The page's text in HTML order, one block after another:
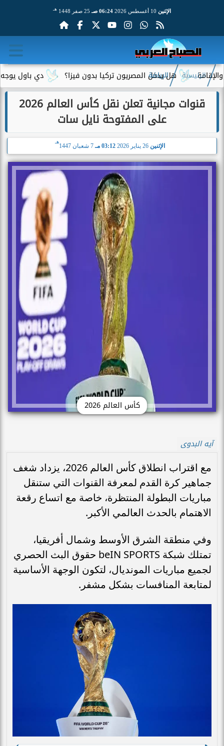
الإثنين 06:24 صـ 25 صفر 1448 هـ
دي باول يوجه هل يدخل المصريون تركيا بدون فيزا؟
الرئيسية الرياضة
قنوات مجانية تعلن نقل كأس العالم 2026
على المفتوحة نايل سات
الإثنين 03:12 مـ 7 شعبان 1447
هـ
كأس العالم 2026
آيه البدوى
مع اقتراب انطلاق كأس العالم 2026، يزداد شغف
جماهير كرة القدم لمعرفة القنوات التي ستنقل
مباريات البطولة المنتظرة، خاصة مع اتساع رقعة
الاهتمام بالحدث العالمي الأكبر.
وفي منطقة الشرق الأوسط وشمال أفريقيا،
تمتلك شبكة beIN SPORTS حقوق البث الحصري
لجميع مباريات المونديال، لتكون الوجهة الأساسية
لمتابعة المنافسات بشكل مشفر.